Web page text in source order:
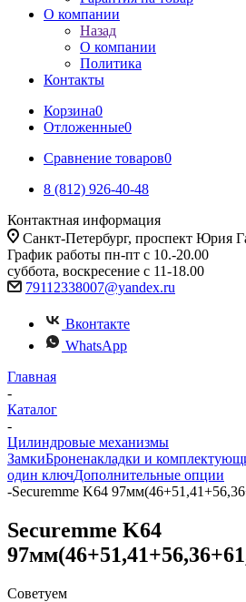
О компании
Назад
О компании
Политика
Контакты
Корзина0
Отложенные0
Сравнение товаров0
8 (812) 926-40-48
Контактная информация
Санкт-Петербург, проспект Юрия
График работы пн-пт с 10.-20.00
суббота, воскресение с 11-18.00
79112338007@yandex.ru
Вконтакте
WhatsApp
Главная
-
Каталог
-
Цилиндровые механизмы
ЗамкиБроненакладки и
один ключДополнительные опции
-Securemme K64
Securemme K64
Советуем